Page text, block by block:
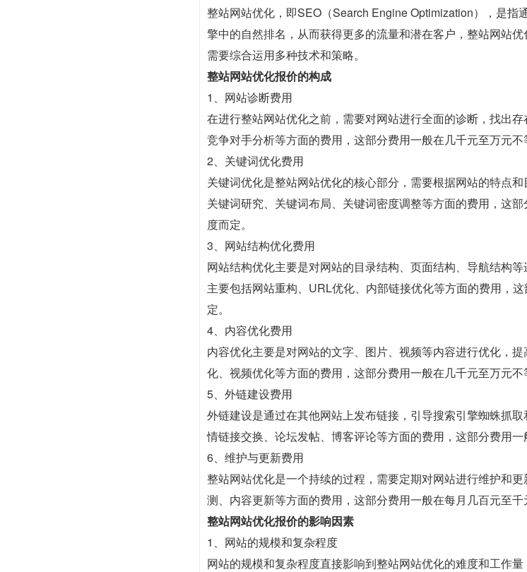
整站网站优化，即SEO（Search Engine Optimization），是
擎中的自然排名，从而获得更多的流量和潜在客户，整站网站
需要综合运用多种技术和策略。
整站网站优化报价的构成
1、网站诊断费用
在进行整站网站优化之前，需要对网站进行全面的诊断，找出
竞争对手分析等方面的费用，这部分费用一般在几千元至万元不
2、关键词优化费用
关键词优化是整站网站优化的核心部分，需要根据网站的特点
关键词研究、关键词布局、关键词密度调整等方面的费用，这
度而定。
3、网站结构优化费用
网站结构优化主要是对网站的目录结构、页面结构、导航结构
主要包括网站重构、URL优化、内部链接优化等方面的费用，
定。
4、内容优化费用
内容优化主要是对网站的文字、图片、视频等内容进行优化，
化、视频优化等方面的费用，这部分费用一般在几千元至万元不
5、外链建设费用
外链建设是通过在其他网站上发布链接，引导搜索引擎蜘蛛抓
情链接交换、论坛发帖、博客评论等方面的费用，这部分费用
6、维护与更新费用
整站网站优化是一个持续的过程，需要定期对网站进行维护和
测、内容更新等方面的费用，这部分费用一般在每月几百元至千
整站网站优化报价的影响因素
1、网站的规模和复杂程度
网站的规模和复杂程度直接影响到整站网站优化的难度和工作